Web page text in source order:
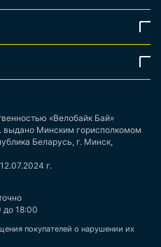
«Велобайк Бай»
выдано Минским горисполкомом
Беларусь, г. Минск,
г.
до 18:00
покупателей о нарушении их